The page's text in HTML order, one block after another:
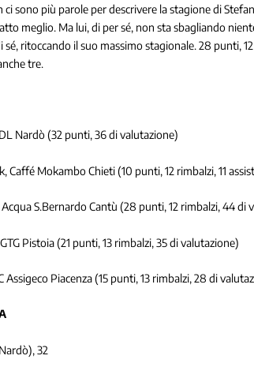
ci sono più parole per descrivere la stagione di
meglio. Ma lui, di per sé, non sta sbagliando
ritoccando il suo massimo stagionale. 28 punti,
tre.
Nardò (32 punti, 36 di valutazione)
Caffé Mokambo Chieti (10 punti, 12 rimbalzi, 11
S.Bernardo Cantù (28 punti, 12 rimbalzi, 44 di
Pistoia (21 punti, 13 rimbalzi, 35 di valutazione)
Assigeco Piacenza (15 punti, 13 rimbalzi, 28 di
32